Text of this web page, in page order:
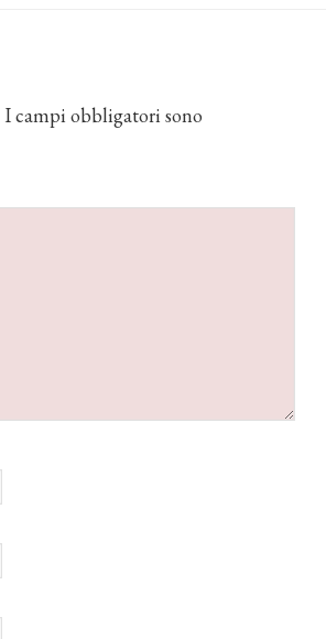
I campi obbligatori sono